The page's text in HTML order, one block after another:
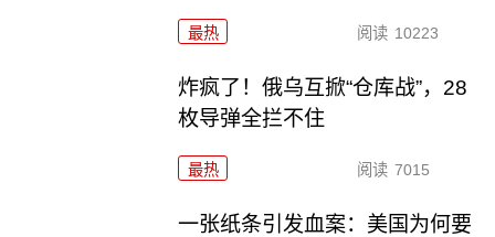
最热 阅读 10223
炸疯了！俄乌互掀“仓库战”，28
枚导弹全拦不住
最热 阅读 7015
一张纸条引发血案：美国为何要